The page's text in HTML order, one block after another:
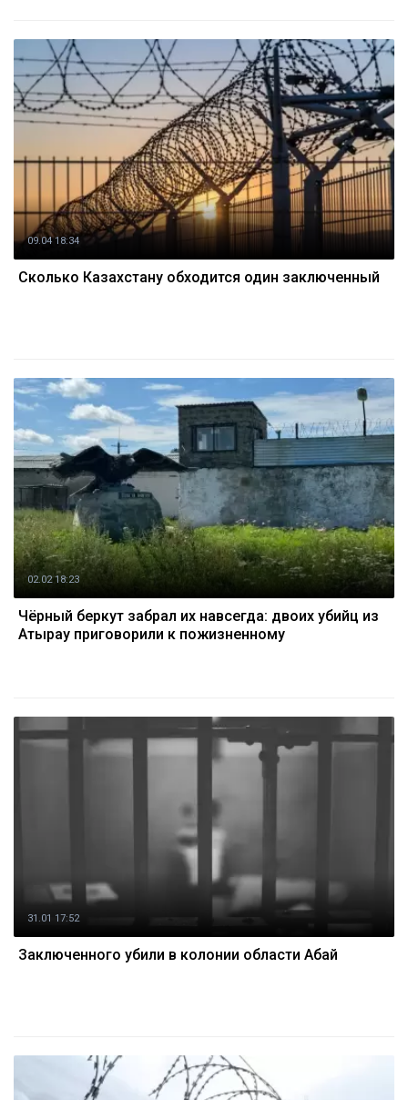
09.04 18:34
Сколько Казахстану обходится один заключенный
02.02 18:23
Чёрный беркут забрал их навсегда: двоих убийц из
Атырау приговорили к пожизненному
31.01 17:52
Заключенного убили в колонии области Абай